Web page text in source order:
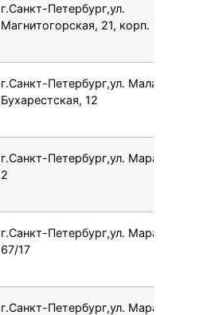
г.Санкт-Петербург,ул.
Магнитогорская, 21, корп. 1
г.Санкт-Петербург,ул. Малая
Бухарестская, 12
г.Санкт-Петербург,ул. Марата,
2
г.Санкт-Петербург,ул. Марата,
67/17
г.Санкт-Петербург,ул. Марата,